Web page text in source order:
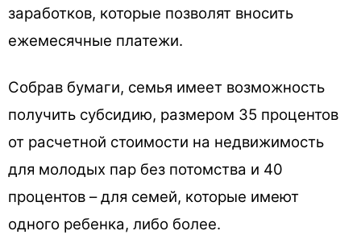
заработков, которые позволят вносить
ежемесячные платежи.
Собрав бумаги, семья имеет возможность
получить субсидию, размером 35 процентов
от расчетной стоимости на недвижимость
для молодых пар без потомства и 40
процентов – для семей, которые имеют
одного ребенка, либо более.